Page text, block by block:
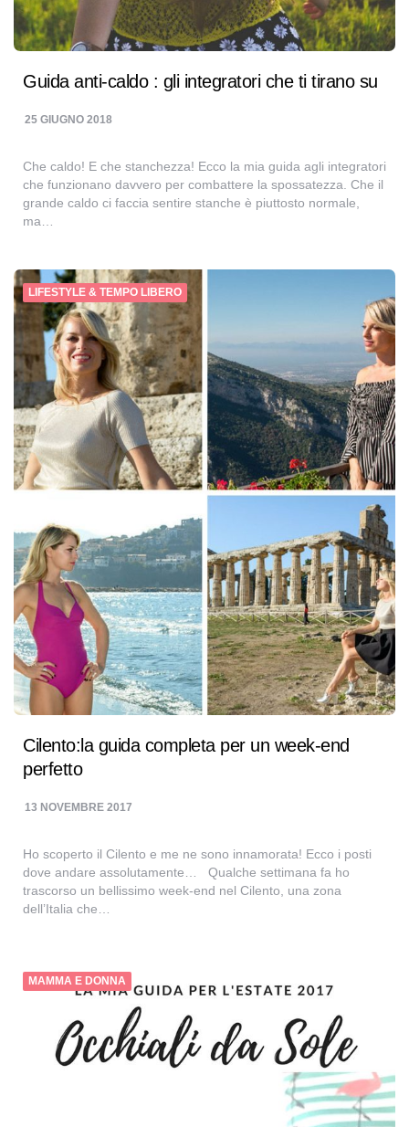
Guida anti-caldo : gli integratori che ti tirano su
25 GIUGNO 2018
Che caldo! E che stanchezza! Ecco la mia guida agli integratori
che funzionano davvero per combattere la spossatezza. Che il
grande caldo ci faccia sentire stanche è piuttosto normale,
ma…
LIFESTYLE & TEMPO LIBERO
Cilento:la guida completa per un week-end
perfetto
13 NOVEMBRE 2017
Ho scoperto il Cilento e me ne sono innamorata! Ecco i posti
dove andare assolutamente… Qualche settimana fa ho
trascorso un bellissimo week-end nel Cilento, una zona
dell’Italia che…
MAMMA E DONNA